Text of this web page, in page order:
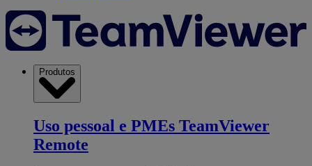
Produtos
Uso pessoal e PMEs TeamViewer
Remote